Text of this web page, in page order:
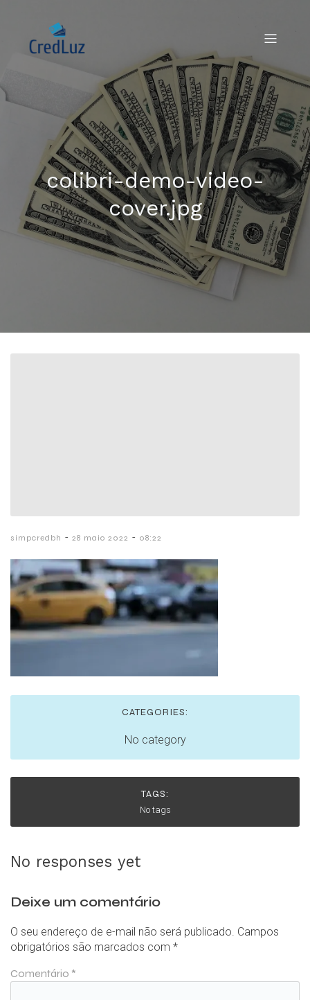
colibri-demo-video-
cover.jpg
simpcredbh - 28 maio 2022 - 08:22
CATEGORIES:
No category
TAGS:
No tags
No responses yet
Deixe um comentário
O seu endereço de e-mail não será publicado. Campos
obrigatórios são marcados com *
Comentário *